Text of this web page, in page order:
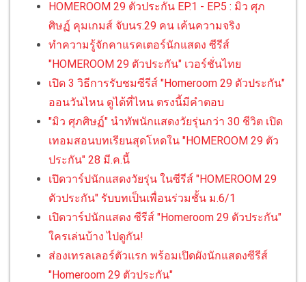
HOMEROOM 29 ตัวประกัน EP.1 - EP.5 : มิว ศุภ
ศิษฏ์ คุมเกมส์ จับนร.29 คน เค้นความจริง
ทำความรู้จักคาแรคเตอร์นักแสดง ซีรีส์
"HOMEROOM 29 ตัวประกัน" เวอร์ชั่นไทย
เปิด 3 วิธีการรับชมซีรีส์ "Homeroom 29 ตัวประกัน"
ออนวันไหน ดูได้ที่ไหน ตรงนี้มีคำตอบ
"มิว ศุภศิษฏ์" นำทัพนักแสดงวัยรุ่นกว่า 30 ชีวิต เปิด
เทอมสอนบทเรียนสุดโหดใน "HOMEROOM 29 ตัว
ประกัน" 28 มี.ค.นี้
เปิดวาร์ปนักแสดงวัยรุ่น ในซีรีส์ "HOMEROOM 29
ตัวประกัน" รับบทเป็นเพื่อนร่วมชั้น ม.6/1
เปิดวาร์ปนักแสดง ซีรีส์ "Homeroom 29 ตัวประกัน"
ใครเล่นบ้าง ไปดูกัน!
ส่องเทรลเลอร์ตัวแรก พร้อมเปิดผังนักแสดงซีรีส์
"Homeroom 29 ตัวประกัน"